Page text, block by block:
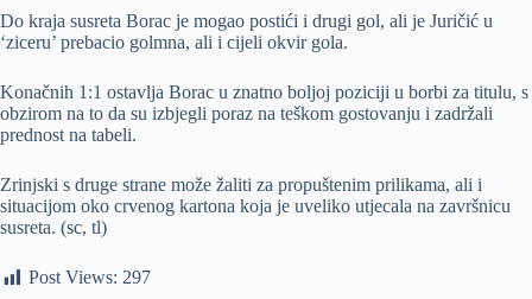
Do kraja susreta Borac je mogao postići i drugi gol, ali je Juričić u
‘ziceru’ prebacio golmna, ali i cijeli okvir gola.
Konačnih 1:1 ostavlja Borac u znatno boljoj poziciji u borbi za titulu, s
obzirom na to da su izbjegli poraz na teškom gostovanju i zadržali
prednost na tabeli.
Zrinjski s druge strane može žaliti za propuštenim prilikama, ali i
situacijom oko crvenog kartona koja je uveliko utjecala na završnicu
susreta. (sc, tl)
Post Views: 297